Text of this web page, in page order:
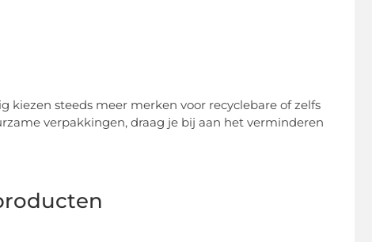
kiezen steeds meer merken voor recyclebare of zelfs
verpakkingen, draag je bij aan het verminderen